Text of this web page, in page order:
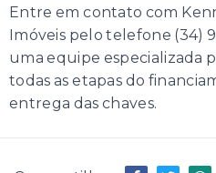
Entre em contato com
Imóveis pelo telefone (34)
uma equipe especializada
todas as etapas do
entrega das chaves.